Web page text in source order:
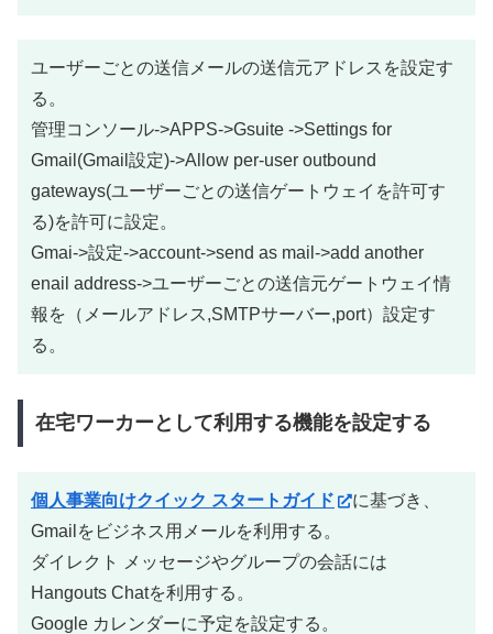
ユーザーごとの送信メールの送信元アドレスを設定す
る。
管理コンソール->APPS->Gsuite ->Settings for
Gmail(Gmail設定)->Allow per-user outbound
gateways(ユーザーごとの送信ゲートウェイを許可す
る)を許可に設定。
Gmai->設定->account->send as mail->add another
enail address->ユーザーごとの送信元ゲートウェイ情
報を（メールアドレス,SMTPサーバー,port）設定す
る。
在宅ワーカーとして利用する機能を設定する
個人事業向けクイック スタートガイド
に基づき、
Gmailをビジネス用メールを利用する。
ダイレクト メッセージやグループの会話には
Hangouts Chatを利用する。
Google カレンダーに予定を設定する。